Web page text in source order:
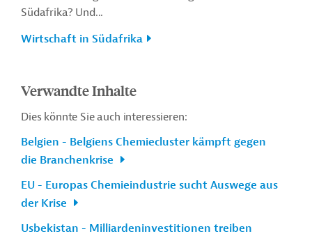
Südafrika? Und...
Wirtschaft in Südafrika
Verwandte Inhalte
Dies könnte Sie auch interessieren:
Belgien - Belgiens Chemiecluster kämpft gegen
die Branchenkrise
EU - Europas Chemieindustrie sucht Auswege aus
der Krise
Usbekistan - Milliardeninvestitionen treiben